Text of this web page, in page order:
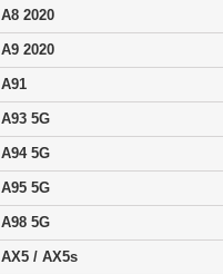
A8 2020
A9 2020
A91
A93 5G
A94 5G
A95 5G
A98 5G
AX5 / AX5s